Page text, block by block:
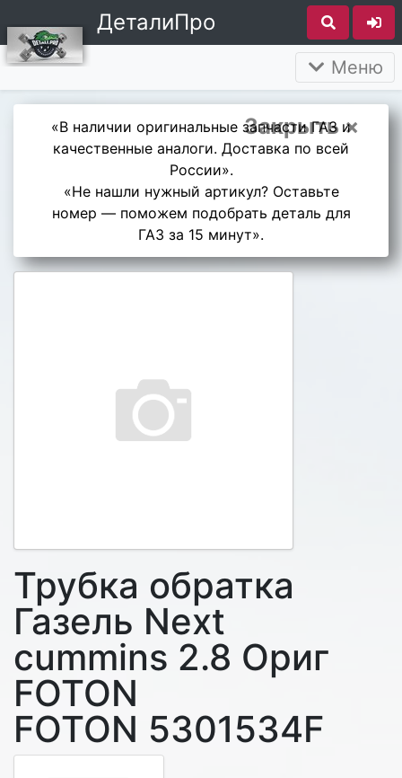
ДеталиПро
Меню
Закрыть ×
«В наличии оригинальные запчасти ГАЗ и
качественные аналоги. Доставка по всей
России».
«Не нашли нужный артикул? Оставьте
номер — поможем подобрать деталь для
ГАЗ за 15 минут».
Трубка обратка
Газель Next
cummins 2.8 Ориг
FOTON
FOTON 5301534F